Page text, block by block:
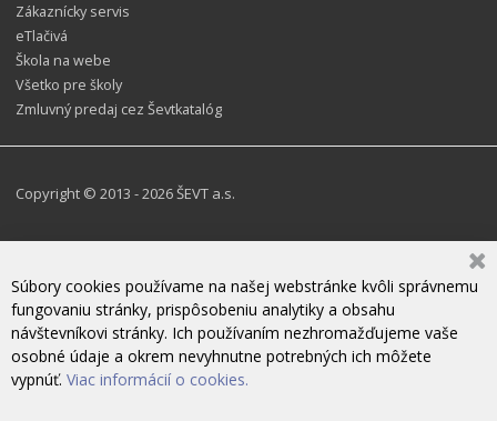
Zákaznícky servis
eTlačivá
Škola na webe
Všetko pre školy
Zmluvný predaj cez Ševtkatalóg
Copyright © 2013 - 2026 ŠEVT a.s.
Súbory cookies používame na našej webstránke kvôli správnemu
fungovaniu stránky, prispôsobeniu analytiky a obsahu
návštevníkovi stránky. Ich používaním nezhromažďujeme vaše
osobné údaje a okrem nevyhnutne potrebných ich môžete
vypnúť. Viac informácií o cookies.